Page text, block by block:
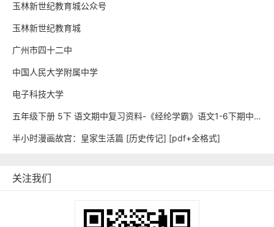
玉林新世纪教育城公众号
玉林新世纪教育城
广州市四十二中
中国人民大学附属中学
电子科技大学
五年级下册 5下 语文期中复习资料-《经纶学霸》语文1-6下期中复习资料
半小时漫画故宫：皇家生活篇 [ 历史传记] [pdf+全格式]
关注我们